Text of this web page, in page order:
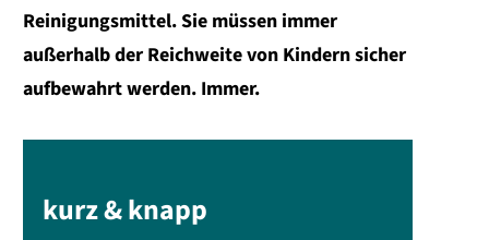
Reinigungsmittel. Sie müssen immer
außerhalb der Reichweite von Kindern sicher
aufbewahrt werden. Immer.
kurz & knapp